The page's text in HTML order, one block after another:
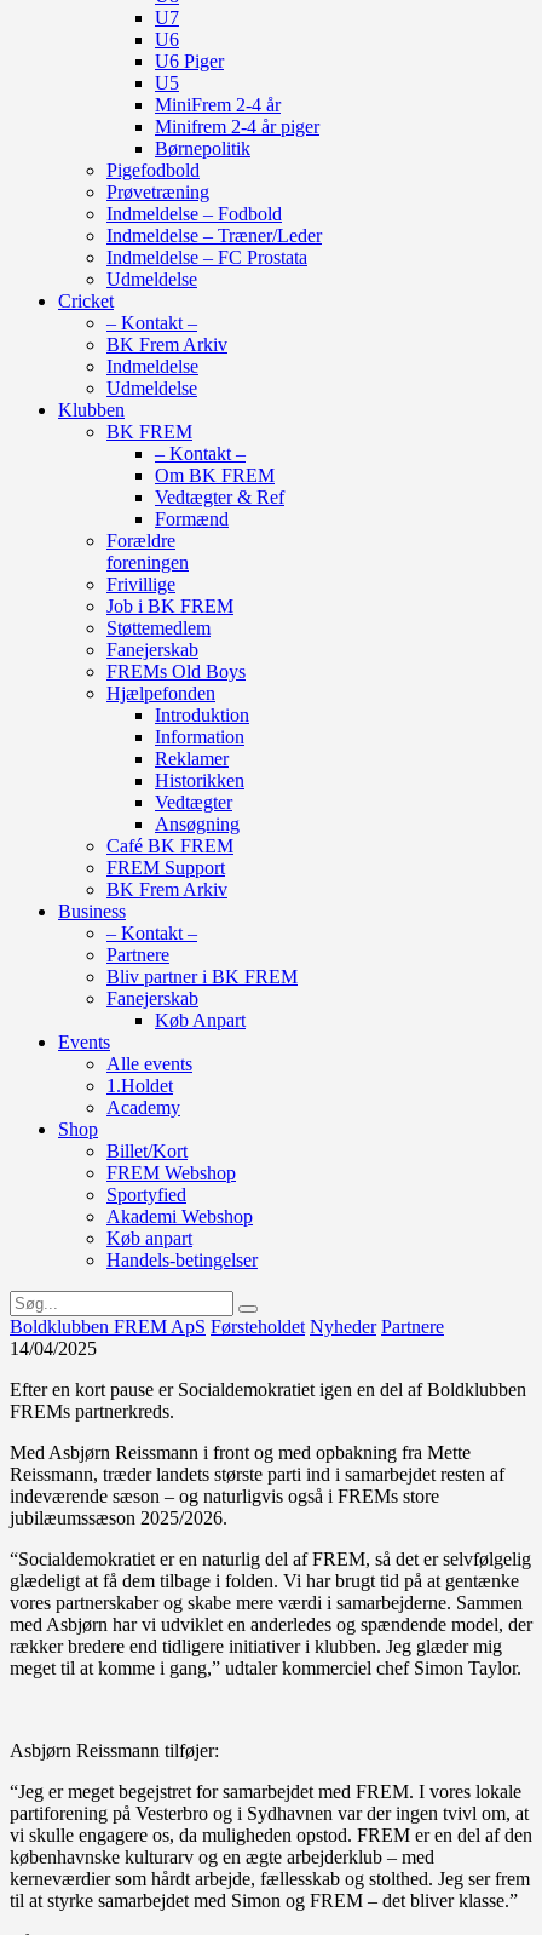
U7
U6
U6 Piger
U5
MiniFrem 2-4 år
Minifrem 2-4 år piger
Børnepolitik
Pigefodbold
Prøvetræning
Indmeldelse – Fodbold
Indmeldelse – Træner/Leder
Indmeldelse – FC Prostata
Udmeldelse
Cricket
– Kontakt –
BK Frem Arkiv
Indmeldelse
Udmeldelse
Klubben
BK FREM
– Kontakt –
Om BK FREM
Vedtægter & Ref
Formænd
Forældre
foreningen
Frivillige
Job i BK FREM
Støttemedlem
Fanejerskab
FREMs Old Boys
Hjælpefonden
Introduktion
Information
Reklamer
Historikken
Vedtægter
Ansøgning
Café BK FREM
FREM Support
BK Frem Arkiv
Business
– Kontakt –
Partnere
Bliv partner i BK FREM
Fanejerskab
Køb Anpart
Events
Alle events
1.Holdet
Academy
Shop
Billet/Kort
FREM Webshop
Sportyfied
Akademi Webshop
Køb anpart
Handels-betingelser
Boldklubben FREM ApS Førsteholdet Nyheder Partnere
14/04/2025
Efter en kort pause er Socialdemokratiet igen en del af Boldklubben
FREMs partnerkreds.
Med Asbjørn Reissmann i front og med opbakning fra Mette
Reissmann, træder landets største parti ind i samarbejdet resten af
indeværende sæson – og naturligvis også i FREMs store
jubilæumssæson 2025/2026.
“Socialdemokratiet er en naturlig del af FREM, så det er selvfølgelig
glædeligt at få dem tilbage i folden. Vi har brugt tid på at gentænke
vores partnerskaber og skabe mere værdi i samarbejderne. Sammen
med Asbjørn har vi udviklet en anderledes og spændende model, der
rækker bredere end tidligere initiativer i klubben. Jeg glæder mig
meget til at komme i gang,” udtaler kommerciel chef Simon Taylor.
Asbjørn Reissmann tilføjer:
“Jeg er meget begejstret for samarbejdet med FREM. I vores lokale
partiforening på Vesterbro og i Sydhavnen var der ingen tvivl om, at
vi skulle engagere os, da muligheden opstod. FREM er en del af den
københavnske kulturarv og en ægte arbejderklub – med
kerneværdier som hårdt arbejde, fællesskab og stolthed. Jeg ser frem
til at styrke samarbejdet med Simon og FREM – det bliver klasse.”